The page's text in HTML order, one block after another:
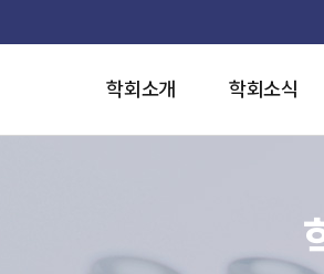
학회소개 학회소식